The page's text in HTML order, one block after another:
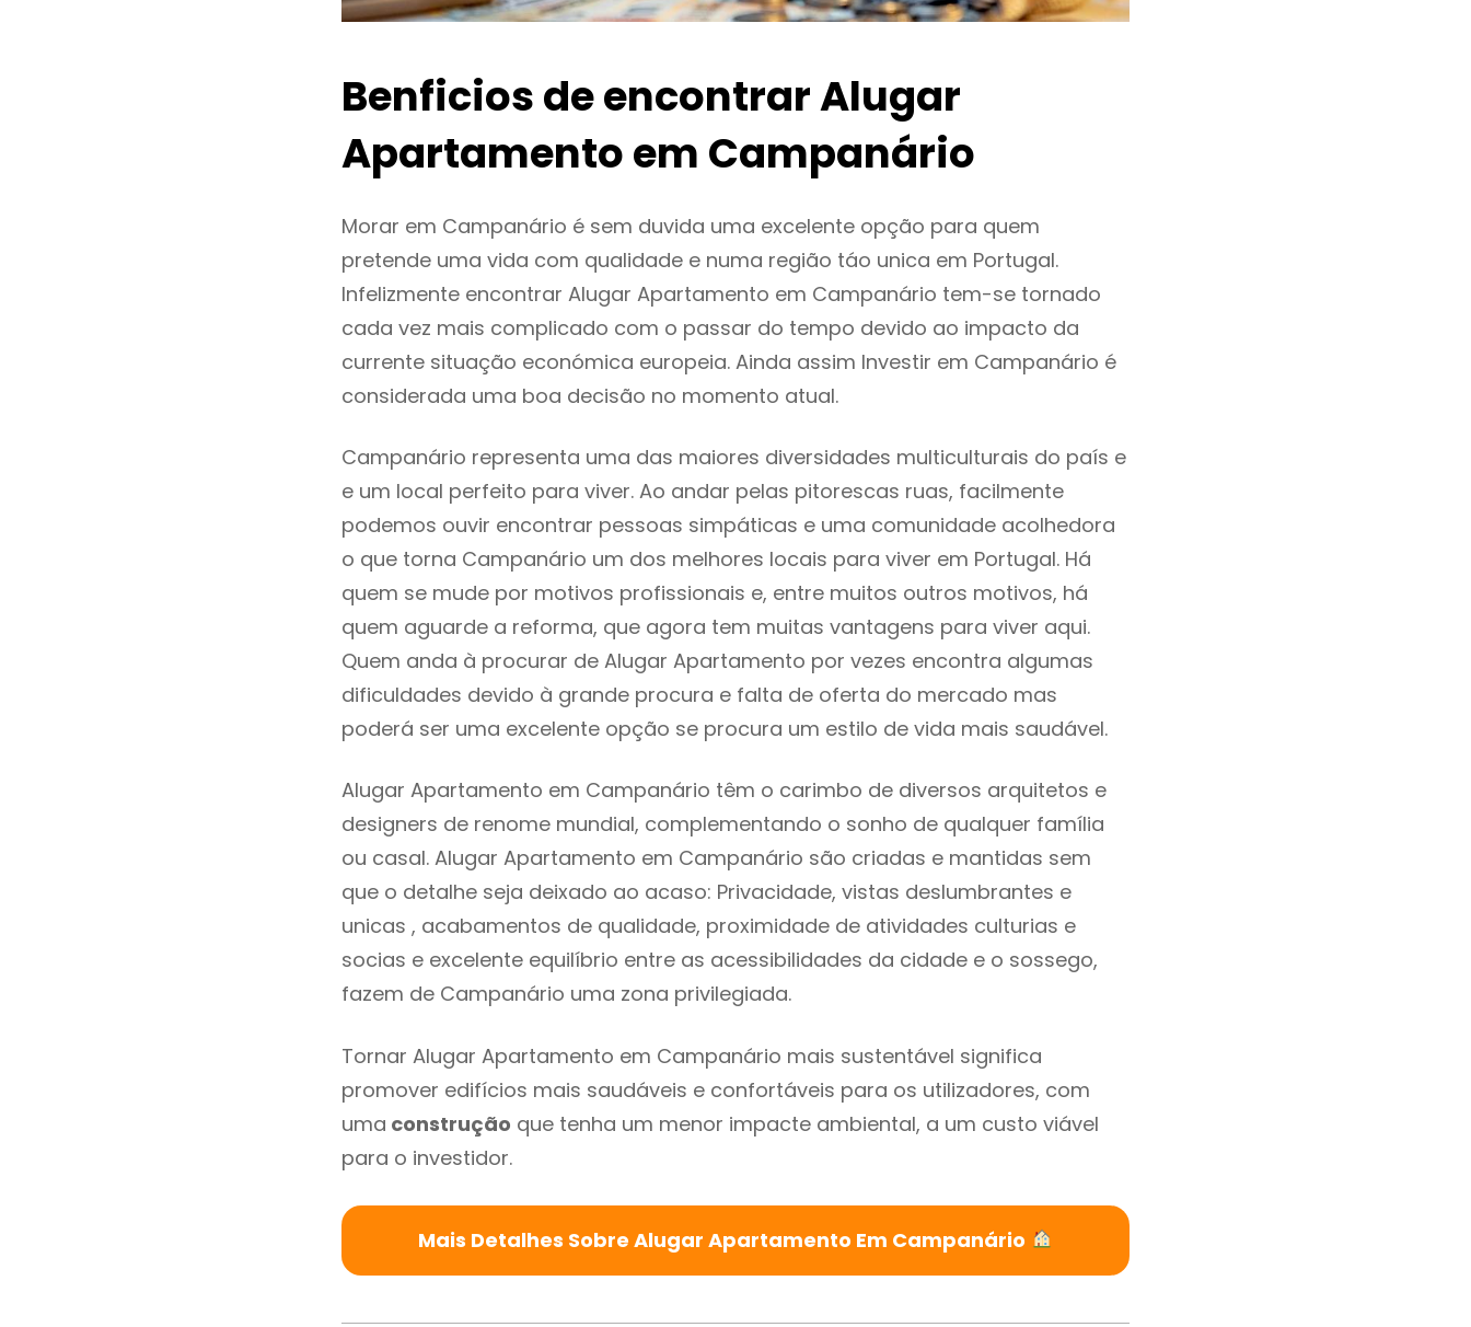
Benficios de encontrar Alugar
Apartamento em Campanário
Morar em Campanário é sem duvida uma excelente opção para quem
pretende uma vida com qualidade e numa região táo unica em Portugal.
Infelizmente encontrar Alugar Apartamento em Campanário tem-se tornado
cada vez mais complicado com o passar do tempo devido ao impacto da
currente situação económica europeia. Ainda assim Investir em Campanário é
considerada uma boa decisão no momento atual.
Campanário representa uma das maiores diversidades multiculturais do país e
e um local perfeito para viver. Ao andar pelas pitorescas ruas, facilmente
podemos ouvir encontrar pessoas simpáticas e uma comunidade acolhedora
o que torna Campanário um dos melhores locais para viver em Portugal. Há
quem se mude por motivos profissionais e, entre muitos outros motivos, há
quem aguarde a reforma, que agora tem muitas vantagens para viver aqui.
Quem anda à procurar de Alugar Apartamento por vezes encontra algumas
dificuldades devido à grande procura e falta de oferta do mercado mas
poderá ser uma excelente opção se procura um estilo de vida mais saudável.
Alugar Apartamento em Campanário têm o carimbo de diversos arquitetos e
designers de renome mundial, complementando o sonho de qualquer família
ou casal. Alugar Apartamento em Campanário são criadas e mantidas sem
que o detalhe seja deixado ao acaso: Privacidade, vistas deslumbrantes e
unicas , acabamentos de qualidade, proximidade de atividades culturias e
socias e excelente equilíbrio entre as acessibilidades da cidade e o sossego,
fazem de Campanário uma zona privilegiada.
Tornar Alugar Apartamento em Campanário mais sustentável significa
promover edifícios mais saudáveis e confortáveis para os utilizadores, com
uma construção que tenha um menor impacte ambiental, a um custo viável
para o investidor.
Mais Detalhes Sobre Alugar Apartamento Em Campanário